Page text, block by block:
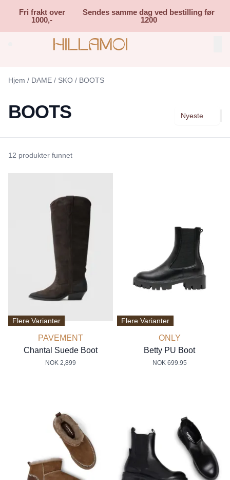
Fri frakt over
1000,-
Sendes samme dag ved bestilling før
1200
Search (⌘K)
Hjem / DAME / SKO / BOOTS
BOOTS Nyeste
12 produkter funnet
Flere Varianter
PAVEMENT
Chantal Suede Boot
NOK 2,899
Flere Varianter
ONLY
Betty PU Boot
NOK 699.95